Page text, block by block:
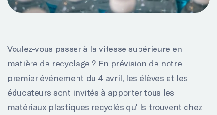
Voulez-vous passer à la vitesse supérieure en
matière de recyclage ? En prévision de notre
premier événement du 4 avril, les élèves et les
éducateurs sont invités à apporter tous les
matériaux plastiques recyclés qu'ils trouvent chez